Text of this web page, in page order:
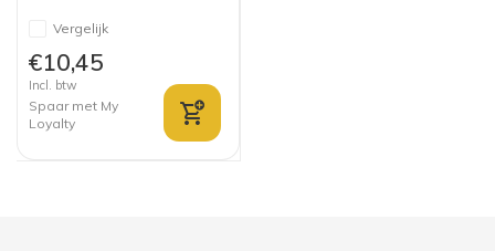
Vergelijk
€10,45
Incl. btw
Spaar met My
Loyalty